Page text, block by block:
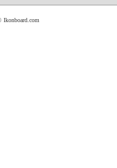
Ikonboard.com